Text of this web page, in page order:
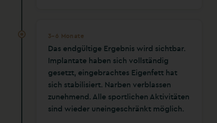
3–6 Monate
Das endgültige Ergebnis wird sichtbar.
Implantate haben sich vollständig
gesetzt, eingebrachtes Eigenfett hat
sich stabilisiert. Narben verblassen
zunehmend. Alle sportlichen Aktivitäten
sind wieder uneingeschränkt möglich.